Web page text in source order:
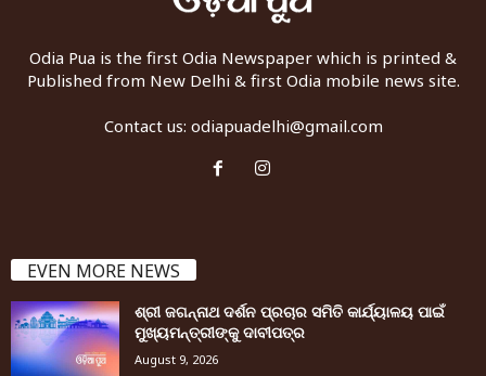
Odia Pua is the first Odia Newspaper which is printed &
Published from New Delhi & first Odia mobile news site.
Contact us: odiapuadelhi@gmail.com
EVEN MORE NEWS
ଶ୍ରୀ ଜଗନ୍ନାଥ ଦର୍ଶନ ପ୍ରଚାର ସମିତି କାର୍ଯ୍ୟାଳୟ ପାଇଁ
ମୁଖ୍ୟମନ୍ତ୍ରୀଙ୍କୁ ଦାବୀପତ୍ର
August 9, 2026